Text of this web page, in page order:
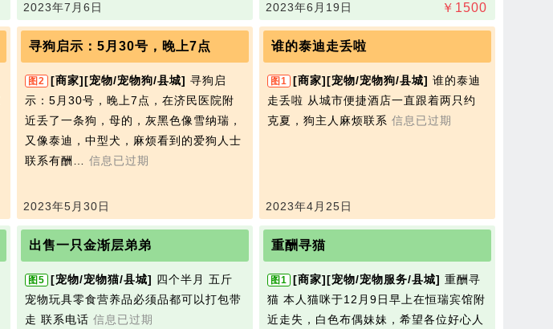
2023年7月6日 ￥ 1500
2023年6月19日
寻狗启示：5月30号，晚上7点
图2 [商家][宠物/宠物狗/县城] 寻狗启
示：5月30号，晚上7点，在济民医院附
近丢了一条狗，母的，灰黑色像雪纳瑞，
又像泰迪，中型犬，麻烦看到的爱狗人士
联系有酬… 信息已过期
2023年5月30日
谁的泰迪走丢啦
图1 [商家][宠物/宠物狗/县城] 谁的泰迪
走丢啦 从城市便捷酒店一直跟着两只约
克夏，狗主人麻烦联系 信息已过期
2023年4月25日
出售一只金渐层弟弟
图5 [宠物/宠物猫/县城] 四个半月 五斤
宠物玩具零食营养品必须品都可以打包带
走 联系电话 信息已过期
重酬寻猫
图1 [商家][宠物/宠物服务/县城] 重酬寻
猫 本人猫咪于12月9日早上在恒瑞宾馆附
近走失，白色布偶妹妹，希望各位好心人